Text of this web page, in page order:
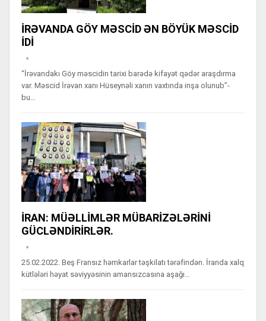
İRƏVANDA GÖY MƏSCİD ƏN BÖYÜK MƏSCİD
İDİ
“İrəvandakı Göy məscidin tarixi barədə kifayət qədər araşdırma
var. Məscid İrəvan xanı Hüseynəli xanın vaxtında inşa olunub”-
bu…
İRAN: MÜƏLLİMLƏR MÜBARİZƏLƏRİNİ
GÜCLƏNDİRİRLƏR.
25.02.2022. Beş Fransız həmkarlar təşkilatı tərəfindən. İranda xalq
kütlələri həyat səviyyəsinin amansızcasına aşağı…